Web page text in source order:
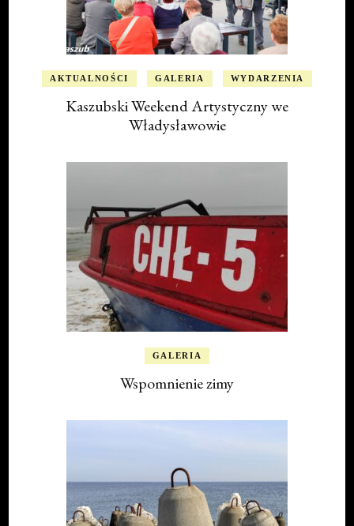
AKTUALNOŚCI GALERIA WYDARZENIA
Kaszubski Weekend Artystyczny we
Władysławowie
GALERIA
Wspomnienie zimy